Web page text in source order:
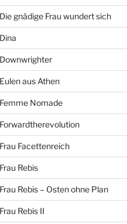
Die gnädige Frau wundert sich
Dina
Downwrighter
Eulen aus Athen
Femme Nomade
Forwardtherevolution
Frau Facettenreich
Frau Rebis
Frau Rebis – Osten ohne Plan
Frau Rebis II